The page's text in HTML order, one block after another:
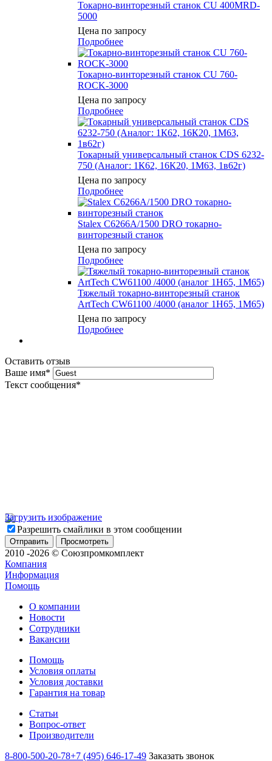
Токарно-винторезный станок CU 400MRD-
5000
Цена по запросу
Подробнее
Токарно-винторезный станок CU 760-
ROCK-3000
Цена по запросу
Подробнее
Токарный универсальный станок CDS 6232-
750 (Аналог: 1К62, 16К20, 1М63, 1в62г)
Цена по запросу
Подробнее
Stalex C6266A/1500 DRO токарно-
винторезный станок
Цена по запросу
Подробнее
Тяжелый токарно-винторезный станок
ArtTech CW61100 /4000 (аналог 1Н65, 1М65)
Цена по запросу
Подробнее
Оставить отзыв
Ваше имя*
Текст сообщения*
Загрузить изображение
Разрешить смайлики в этом сообщении
2010 -2026 © Союзпромкомплект
Компания
Информация
Помощь
О компании
Новости
Сотрудники
Вакансии
Помощь
Условия оплаты
Условия доставки
Гарантия на товар
Статьи
Вопрос-ответ
Производители
8-800-500-20-78+7 (495) 646-17-49 Заказать звонок